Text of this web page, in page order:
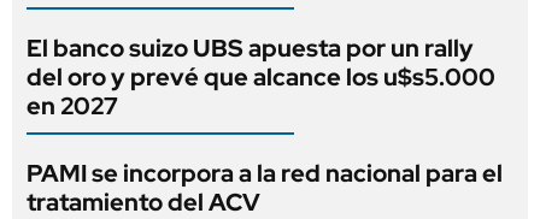
El banco suizo UBS apuesta por un rally
del oro y prevé que alcance los u$s5.000
en 2027
PAMI se incorpora a la red nacional para el
tratamiento del ACV